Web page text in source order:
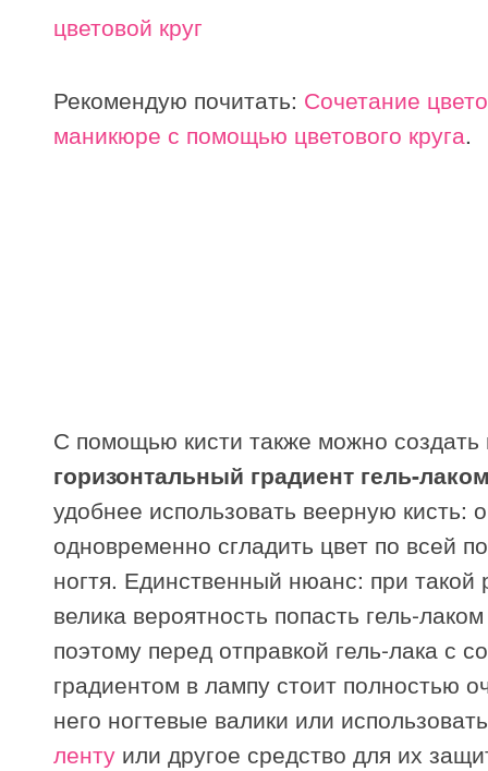
Рекомендую почитать: Сочетание
маникюре с помощью цветового круга.
С помощью кисти также можно создать
горизонтальный градиент гель-
удобнее использовать веерную кисть:
одновременно сгладить цвет по всей
ногтя. Единственный нюанс: при такой
велика вероятность попасть гель-
поэтому перед отправкой гель-лака с
градиентом в лампу стоит полностью
него ногтевые валики или
ленту или другое средство для их